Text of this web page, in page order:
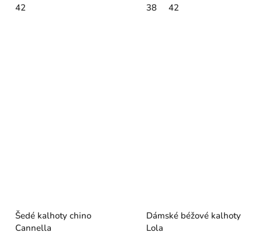
42 38 42
Šedé kalhoty chino
Cannella
Dámské béžové kalhoty
Lola